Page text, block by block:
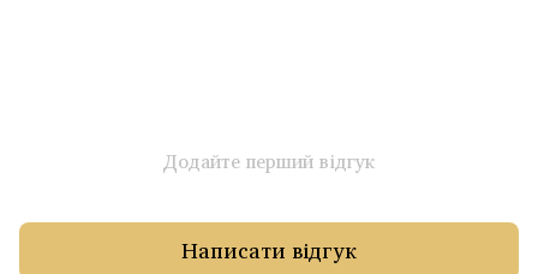
Додайте перший відгук
Написати відгук